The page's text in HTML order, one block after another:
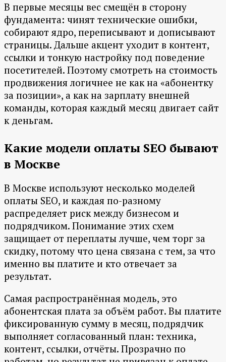
В первые месяцы вес смещён в сторону
фундамента: чинят технические ошибки,
собирают ядро, переписывают и дописывают
страницы. Дальше акцент уходит в контент,
ссылки и тонкую настройку под поведение
посетителей. Поэтому смотреть на стоимость
продвижения логичнее не как на «абонентку
за позиции», а как на зарплату внешней
команды, которая каждый месяц двигает сайт
к деньгам.
Какие модели оплаты SEO бывают
в Москве
В Москве используют несколько моделей
оплаты SEO, и каждая по-разному
распределяет риск между бизнесом и
подрядчиком. Понимание этих схем
защищает от переплаты лучше, чем торг за
скидку, потому что цена связана с тем, за что
именно вы платите и кто отвечает за
результат.
Самая распространённая модель, это
абонентская плата за объём работ. Вы платите
фиксированную сумму в месяц, подрядчик
выполняет согласованный план: техника,
контент, ссылки, отчёты. Прозрачно по